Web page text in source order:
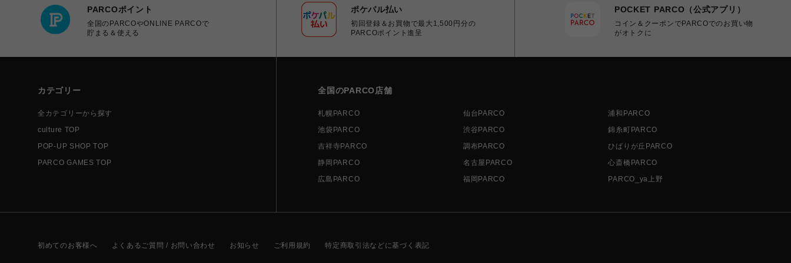
PARCOポイント
全国のPARCOやONLINE PARCOで
貯まる＆使える
ポケパル払い
初回登録＆お買物で最大1,500円分の
PARCOポイント進呈
POCKET PARCO（公式アプリ）
コイン＆クーポンでPARCOでのお買い物
がオトクに
カテゴリー
全カテゴリーから探す
culture TOP
POP-UP SHOP TOP
PARCO GAMES TOP
全国のPARCO店舗
札幌PARCO 仙台PARCO
浦和PARCO
池袋PARCO
渋谷PARCO
錦糸町PARCO
吉祥寺PARCO
調布PARCO
ひばりが丘PARCO
静岡PARCO
名古屋PARCO
心斎橋PARCO
広島PARCO
福岡PARCO PARCO_ya上野
初めてのお客様へ よくあるご質問 / お問い合わせ お知らせ ご利用規約 特定商取引法などに基づく表記